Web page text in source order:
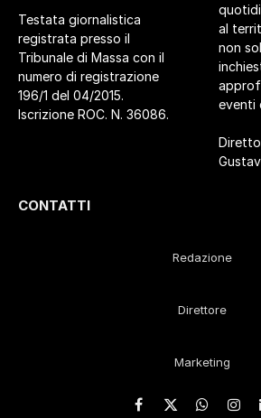
Testata giornalistica
registrata presso il
Tribunale di Massa con il
numero di registrazione
196/1 del 04/2015.
Iscrizione ROC. N. 36086.
al
non
eventi
CONTATTI
Redazione
Direttore
Marketing